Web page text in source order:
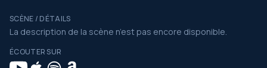
SCÈNE / DÉTAILS
La description de la scène n’est pas encore disponible.
ÉCOUTER SUR